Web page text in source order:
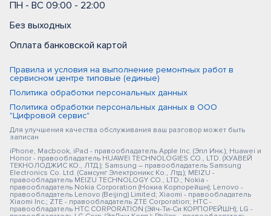
ПН - ВС 09:00 - 22:00
Без выходных
Оплата банковской картой
Правила и условия на выполнение ремонтных работ в
сервисном центре типовые (единые)
Политика обработки персональных данных
Политика обработки персональных данных в ООО
"Цифровой сервис"
Для улучшения качества обслуживания ваш разговор может быть
записан
iPhone, Macbook, iPad - правообладатель Apple Inc. (Эпл Инк.); Huawei и
Honor - правообладатель HUAWEI TECHNOLOGIES CO., LTD. (ХУАВЕЙ
ТЕКНОЛОДЖИС КО., ЛТД.); Samsung – правообладатель Samsung
Electronics Co. Ltd. (Самсунг Электроникс Ко., Лтд.); MEIZU -
правообладатель MEIZU TECHNOLOGY CO., LTD.; Nokia -
правообладатель Nokia Corporation (Нокиа Корпорейшн); Lenovo -
правообладатель Lenovo (Beijing) Limited; Xiaomi - правообладатель
Xiaomi Inc.; ZTE - правообладатель ZTE Corporation; HTC -
правообладатель HTC CORPORATION (Эйч-Ти-Си КОРПОРЕЙШН); LG -